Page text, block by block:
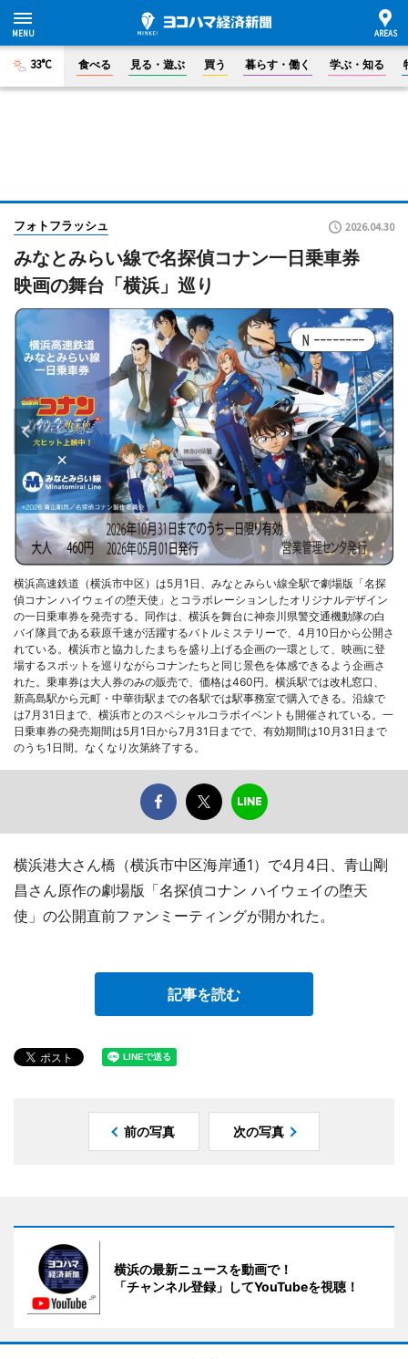
33°C 食べる 見る・遊ぶ 買う 暮らす・働く 学ぶ・知る
フォトフラッシュ 2026.04.30
みなとみらい線で名探偵コナン一日乗車券
映画の舞台「横浜」巡り
横浜高速鉄道（横浜市中区）は5月1日、みなとみらい線全駅で劇場版「名探
偵コナン ハイウェイの堕天使」とコラボレーションしたオリジナルデザイン
の一日乗車券を発売する。同作は、横浜を舞台に神奈川県警交通機動隊の白
バイ隊員である萩原千速が活躍するバトルミステリーで、4月10日から公開さ
れている。横浜市と協力したまちを盛り上げる企画の一環として、映画に登
場するスポットを巡りながらコナンたちと同じ景色を体感できるよう企画さ
れた。乗車券は大人券のみの販売で、価格は460円。横浜駅では改札窓口、
新高島駅から元町・中華街駅までの各駅では駅事務室で購入できる。沿線で
は7月31日まで、横浜市とのスペシャルコラボイベントも開催されている。一
日乗車券の発売期間は5月1日から7月31日までで、有効期間は10月31日まで
のうち1日間。なくなり次第終了する。
横浜港大さん橋（横浜市中区海岸通1）で4月4日、青山剛
昌さん原作の劇場版「名探偵コナン ハイウェイの堕天
使」の公開直前ファンミーティングが開かれた。
記事を読む
前の写真 次の写真
横浜の最新ニュースを動画で！
「チャンネル登録」してYouTubeを視聴！